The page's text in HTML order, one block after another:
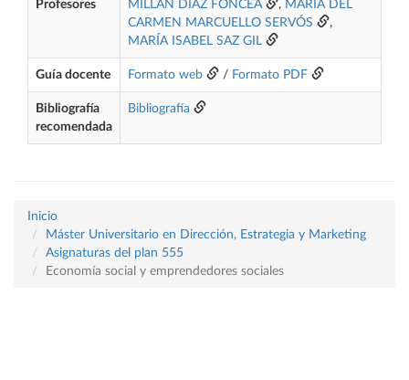
Profesores MILLÁN DÍAZ FONCEA , MARÍA DEL
CARMEN MARCUELLO SERVÓS
,
MARÍA ISABEL SAZ GIL
Guía docente Formato web / Formato PDF
Bibliografía
recomendada
Bibliografía
Inicio
Máster Universitario en Dirección, Estrategia y Marketing
Asignaturas del plan 555
Economía social y emprendedores sociales